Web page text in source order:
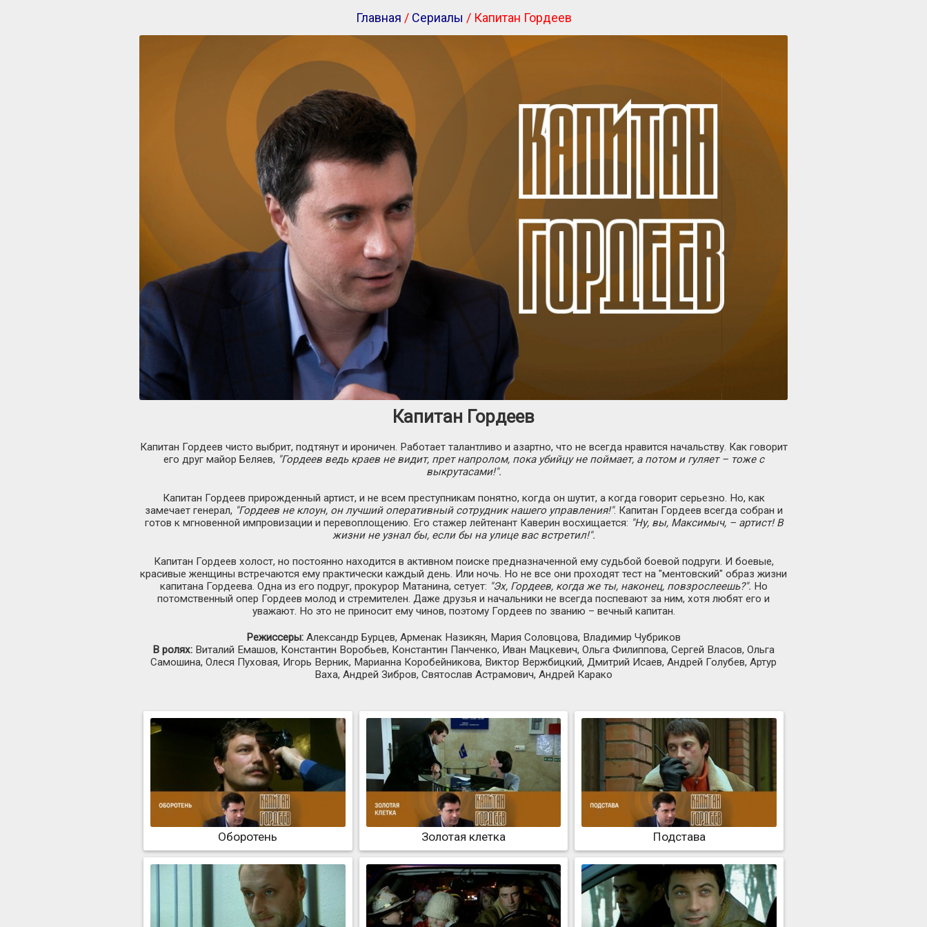
Главная / Сериалы / Капитан Гордеев
Капитан Гордеев
Капитан Гордеев чисто выбрит, подтянут и ироничен. Работает талантливо и азартно, что не всегда нравится начальству. Как говорит
его друг майор Беляев, "Гордеев ведь краев не видит, прет напролом, пока убийцу не поймает, а потом и гуляет – тоже с
выкрутасами!".
Капитан Гордеев прирожденный артист, и не всем преступникам понятно, когда он шутит, а когда говорит серьезно. Но, как
замечает генерал, "Гордеев не клоун, он лучший оперативный сотрудник нашего управления!". Капитан Гордеев всегда собран и
готов к мгновенной импровизации и перевоплощению. Его стажер лейтенант Каверин восхищается: "Ну, вы, Максимыч, – артист! В
жизни не узнал бы, если бы на улице вас встретил!".
Капитан Гордеев холост, но постоянно находится в активном поиске предназначенной ему судьбой боевой подруги. И боевые,
красивые женщины встречаются ему практически каждый день. Или ночь. Но не все они проходят тест на "ментовский" образ жизни
капитана Гордеева. Одна из его подруг, прокурор Матанина, сетует: "Эх, Гордеев, когда же ты, наконец, повзрослеешь?". Но
потомственный опер Гордеев молод и стремителен. Даже друзья и начальники не всегда поспевают за ним, хотя любят его и
уважают. Но это не приносит ему чинов, поэтому Гордеев по званию – вечный капитан.
Режиссеры: Александр Бурцев, Арменак Назикян, Мария Соловцова, Владимир Чубриков
В ролях: Виталий Емашов, Константин Воробьев, Константин Панченко, Иван Мацкевич, Ольга Филиппова, Сергей Власов, Ольга
Самошина, Олеся Пуховая, Игорь Верник, Марианна Коробейникова, Виктор Вержбицкий, Дмитрий Исаев, Андрей Голубев, Артур
Ваха, Андрей Зибров, Святослав Астрамович, Андрей Карако
Оборотень Золотая клетка Подстава